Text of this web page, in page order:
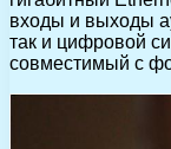
входы и выходы
так и цифровой
совместимый с